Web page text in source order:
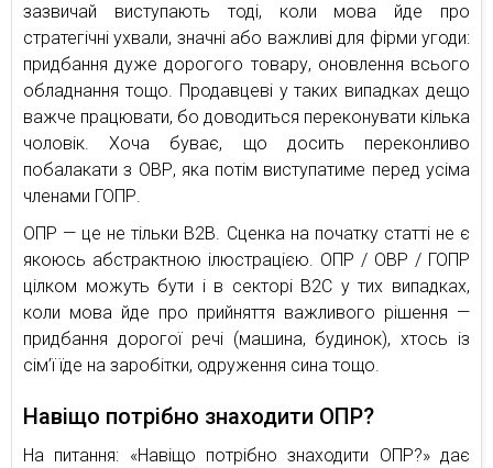
зазвичай виступають тоді, коли мова йде про
стратегічні ухвали, значні або важливі для фірми угоди:
придбання дуже дорогого товару, оновлення всього
обладнання тощо. Продавцеві у таких випадках дещо
важче працювати, бо доводиться переконувати кілька
чоловік. Хоча буває, що досить переконливо
побалакати з ОВР, яка потім виступатиме перед усіма
членами ГОПР.
ОПР — це не тільки В2В. Сценка на початку статті не є
якоюсь абстрактною ілюстрацією. ОПР / ОВР / ГОПР
цілком можуть бути і в секторі В2С у тих випадках,
коли мова йде про прийняття важливого рішення —
придбання дорогої речі (машина, будинок), хтось із
сім’ї їде на заробітки, одруження сина тощо.
Навіщо потрібно знаходити ОПР?
На питання: «Навіщо потрібно знаходити ОПР?» дає